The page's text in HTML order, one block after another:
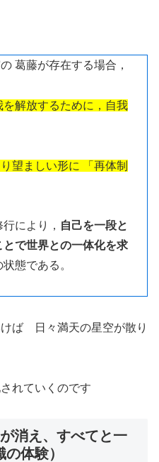
葛藤が存在する場合，
解放するために，自我
望ましい形に 「再体制
により， 自己を一段と
で世界との一体化を求
態である。
ば 日々満天の星空が散り
れていくのです
消え、すべてと一
体験）